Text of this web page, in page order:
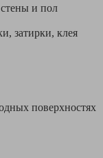
и пол
затирки, клея
поверхностях